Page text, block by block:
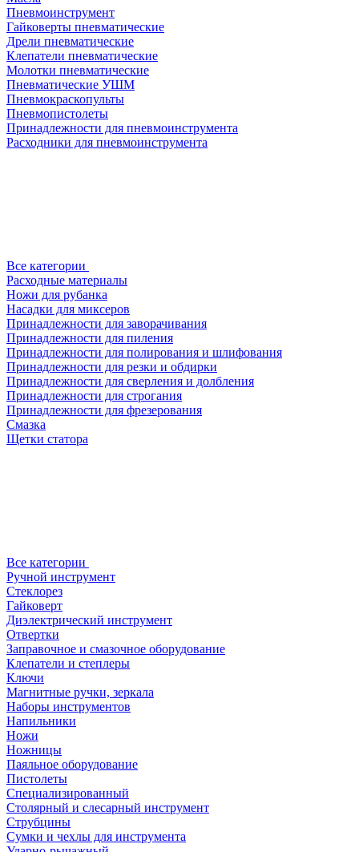
Пневмоинструмент
Гайковерты пневматические
Дрели пневматические
Клепатели пневматические
Молотки пневматические
Пневматические УШМ
Пневмокраскопульты
Пневмопистолеты
Принадлежности для пневмоинструмента
Расходники для пневмоинструмента
Все категории
Расходные материалы
Ножи для рубанка
Насадки для миксеров
Принадлежности для заворачивания
Принадлежности для пиления
Принадлежности для полирования и шлифования
Принадлежности для резки и обдирки
Принадлежности для сверления и долбления
Принадлежности для строгания
Принадлежности для фрезерования
Смазка
Щетки статора
Все категории
Ручной инструмент
Стеклорез
Гайковерт
Диэлектрический инструмент
Отвертки
Заправочное и смазочное оборудование
Клепатели и степлеры
Ключи
Магнитные ручки, зеркала
Наборы инструментов
Напильники
Ножи
Ножницы
Паяльное оборудование
Пистолеты
Специализированный
Столярный и слесарный инструмент
Струбцины
Сумки и чехлы для инструмента